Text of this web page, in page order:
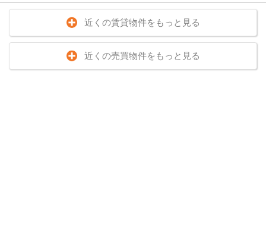
近くの賃貸物件をもっと見る
近くの売買物件をもっと見る